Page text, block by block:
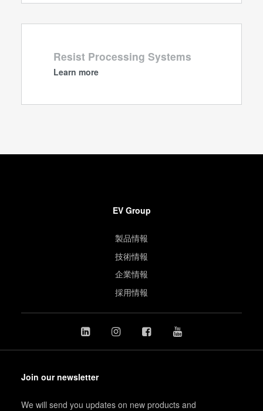
Resist Processing Systems
Learn more
EV Group
製品情報
技術情報
企業情報
採用情報
Join our newsletter
We will send you updates on new products and